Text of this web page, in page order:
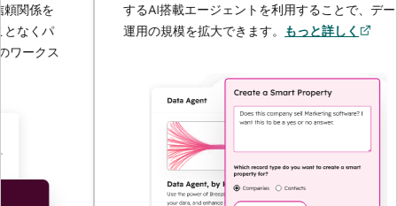
係を
くパ
ークス
するAI搭載エージェントを利用することで、データ
運用の規模を拡大できます。もっと詳しく